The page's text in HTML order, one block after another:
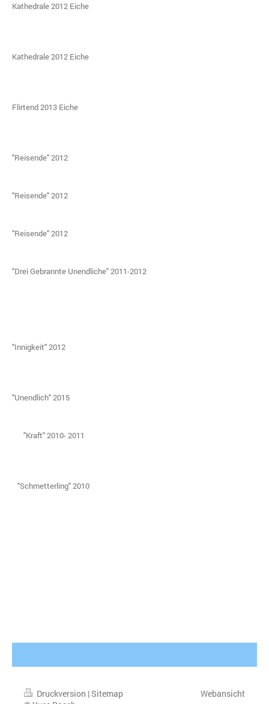
Kathedrale 2012 Eiche
Kathedrale 2012 Eiche
Flirtend 2013 Eiche
"Reisende" 2012
"Reisende" 2012
"Reisende" 2012
"Drei Gebrannte Unendliche" 2011-2012
"Innigkeit" 2012
"Unendlich" 2015
"Kraft" 2010- 2011
"Schmetterling" 2010
Druckversion |Sitemap
Webansicht